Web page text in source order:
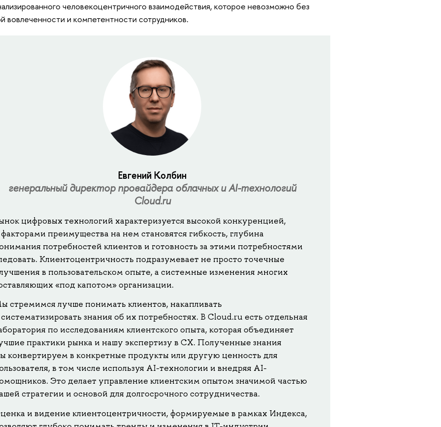
человекоцентричного взаимодействия, которое невозможно без
вовлеченности и компетентности сотрудников.
Евгений Колбин
генеральный директор провайдера облачных и AI-технологий
Cloud.ru
цифровых технологий характеризуется высокой конкуренцией,
преимущества на нем становятся гибкость, глубина
потребностей клиентов и готовность за этими потребностями
Клиентоцентричность подразумевает не просто точечные
в пользовательском опыте, а системные изменения многих
«под капотом» организации.
стремимся лучше понимать клиентов, накапливать
знания об их потребностях. В Cloud.ru есть отдельная
по исследованиям клиентского опыта, которая объединяет
практики рынка и нашу экспертизу в CX. Полученные знания
конвертируем в конкретные продукты или другую ценность для
в том числе используя AI-технологии и внедряя AI-
Это делает управление клиентским опытом значимой частью
стратегии и основой для долгосрочного сотрудничества.
и видение клиентоцентричности, формируемые в рамках Индекса,